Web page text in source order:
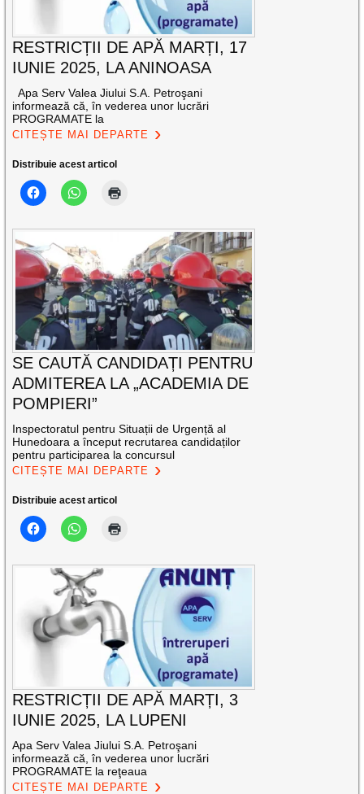
RESTRICȚII DE APĂ MARȚI, 17
IUNIE 2025, LA ANINOASA
Apa Serv Valea Jiului S.A. Petroşani
informează că, în vederea unor lucrări
PROGRAMATE la
CITEȘTE MAI DEPARTE
Distribuie acest articol
SE CAUTĂ CANDIDAȚI PENTRU
ADMITEREA LA „ACADEMIA DE
POMPIERI”
Inspectoratul pentru Situații de Urgență al
Hunedoara a început recrutarea candidaților
pentru participarea la concursul
CITEȘTE MAI DEPARTE
Distribuie acest articol
RESTRICȚII DE APĂ MARȚI, 3
IUNIE 2025, LA LUPENI
Apa Serv Valea Jiului S.A. Petroşani
informează că, în vederea unor lucrări
PROGRAMATE la reţeaua
CITEȘTE MAI DEPARTE